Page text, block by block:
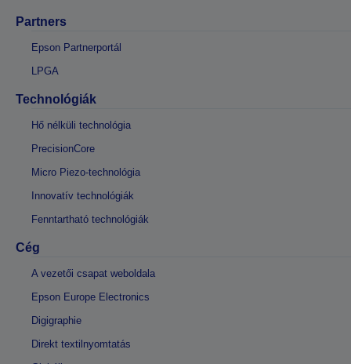
Partners
Epson Partnerportál
LPGA
Technológiák
Hő nélküli technológia
PrecisionCore
Micro Piezo-technológia
Innovatív technológiák
Fenntartható technológiák
Cég
A vezetői csapat weboldala
Epson Europe Electronics
Digigraphie
Direkt textilnyomtatás